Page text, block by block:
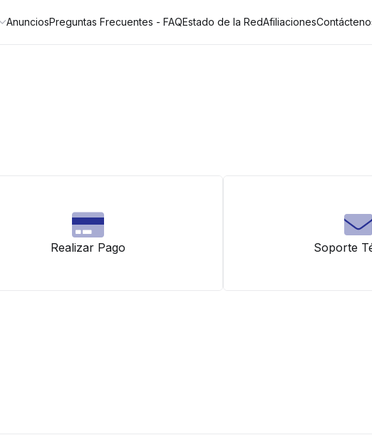
AnunciosPreguntas Frecuentes - FAQEstado de la RedAfiliaciones
Realizar Pago Soporte